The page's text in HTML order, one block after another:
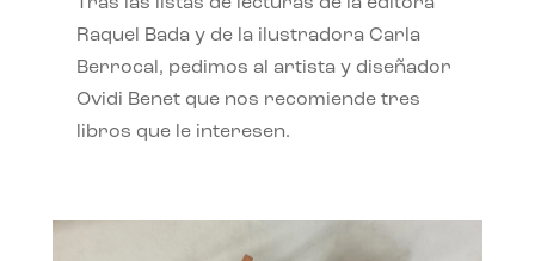
Tras las listas de lecturas de la editora
Raquel Bada y de la ilustradora Carla
Berrocal, pedimos al artista y diseñador
Ovidi Benet que nos recomiende tres
libros que le interesen.